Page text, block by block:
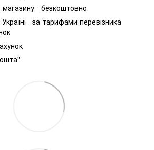
- безкоштовно
- за тарифами перевізника